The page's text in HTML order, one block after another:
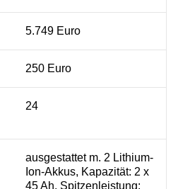
5.749 Euro
250 Euro
24
ausgestattet m. 2 Lithium-
Ion-Akkus, Kapazität: 2 x
45 Ah, Spitzenleistung: